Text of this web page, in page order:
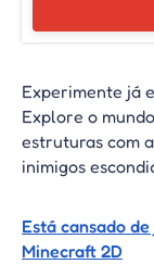
Experimente já
Explore o
estruturas com
inimigos
Está cansado
Minecraft 2D